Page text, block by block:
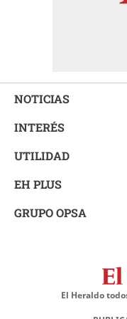
NOTICIAS
INTERÉS
UTILIDAD
EH PLUS
GRUPO OPSA
El Heraldo